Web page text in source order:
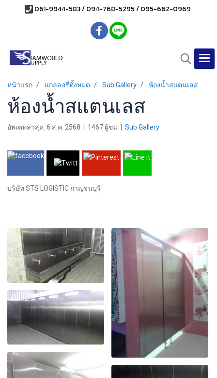
061-9944-583 / 094-768-5295 / 095-662-0969
หน้าแรก แกลลอรี่ทั้งหมด Sub Gallery ห้องน้ำสแตนเลส
ห้องน้ำสแตนเลส
อัพเดทล่าสุด: 6 ส.ค. 2568 1467 ผู้ชม Sub Gallery
บริษัท STS LOGISTIC กาญจนบุรี